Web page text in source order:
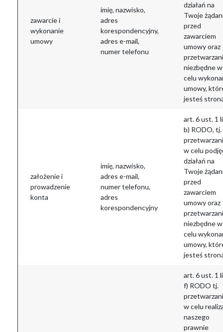
zawarcie i
wykonanie
umowy
imię, nazwisko,
adres
korespondencyjny,
adres e-mail,
numer telefonu
działań na
Twoje
przed
zawarciem
umowy oraz
niezbędne w
celu
umowy,
jesteś
założenie i
prowadzenie
konta
imię, nazwisko,
adres e-mail,
numer telefonu,
adres
korespondencyjny
art. 6 ust. 1
b) RODO, tj.
w celu
działań na
Twoje
przed
zawarciem
umowy oraz
niezbędne w
celu
umowy,
jesteś
art. 6 ust. 1
f) RODO tj.
w celu
naszego
prawnie